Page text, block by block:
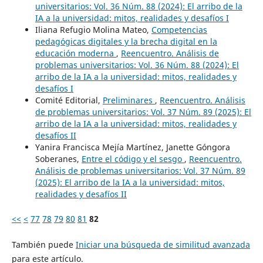
universitarios: Vol. 36 Núm. 88 (2024): El arribo de la
IA a la universidad: mitos, realidades y desafíos I
Iliana Refugio Molina Mateo, Competencias
pedagógicas digitales y la brecha digital en la
educación moderna , Reencuentro. Análisis de
problemas universitarios: Vol. 36 Núm. 88 (2024): El
arribo de la IA a la universidad: mitos, realidades y
desafíos I
Comité Editorial, Preliminares , Reencuentro. Análisis
de problemas universitarios: Vol. 37 Núm. 89 (2025): El
arribo de la IA a la universidad: mitos, realidades y
desafíos II
Yanira Francisca Mejía Martínez, Janette Góngora
Soberanes, Entre el código y el sesgo , Reencuentro.
Análisis de problemas universitarios: Vol. 37 Núm. 89
(2025): El arribo de la IA a la universidad: mitos,
realidades y desafíos II
<< < 77 78 79 80 81 82
También puede Iniciar una búsqueda de similitud avanzada
para este artículo.